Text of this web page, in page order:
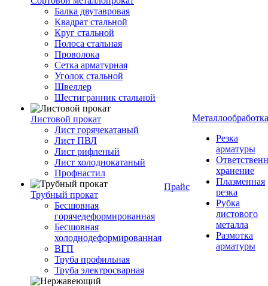
Балка двутавровая
Квадрат стальной
Круг стальной
Полоса стальная
Проволока
Сетка арматурная
Уголок стальной
Швеллер
Шестигранник стальной
Листовой прокат
Лист горячекатаный
Лист ПВЛ
Лист рифленый
Лист холоднокатаный
Профнастил
Трубный прокат
Бесшовная
горячедеформированная
Бесшовная
холоднодеформированная
ВГП
Труба профильная
Труба электросварная
Прайс
Металлообработка
Резка
арматуры
хранение
Плазменная
резка
Рубка
листового
металла
Размотка
арматуры